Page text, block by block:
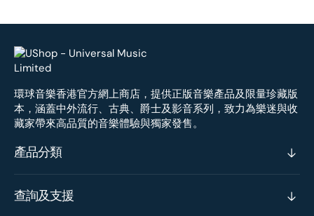
環球音樂香港官方網上商店，提供正版音樂產品及限量珍藏版
本，涵蓋中外流行、古典、爵士及影音系列，致力為樂迷與收
藏家帶來高品質的音樂體驗與獨家發售。
產品分類
查詢及支援